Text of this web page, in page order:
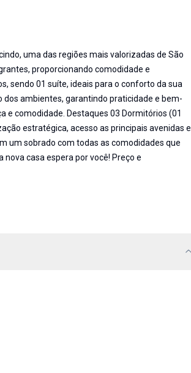
uma das regiões mais valorizadas de São
proporcionando comodidade e
sendo 01 suíte, ideais para o conforto da sua
ambientes, garantindo praticidade e bem-
e comodidade. Destaques 03 Dormitórios (01
estratégica, acesso as principais avenidas e
um sobrado com todas as comodidades que
casa espera por você! Preço e